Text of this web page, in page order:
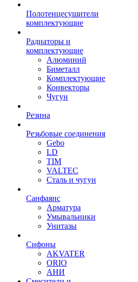
Полотенцесушители
комплектующие
Радиаторы и
комплектующие
Алюминий
Биметалл
Комплектующие
Конвекторы
Чугун
Резина
Резьбовые соединения
Gebo
LD
TIM
VALTEC
Сталь и чугун
Санфаянс
Арматура
Умывальники
Унитазы
Сифоны
AKVATER
ORIO
АНИ